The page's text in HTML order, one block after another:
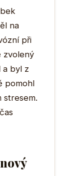
na
při
zvolený
a byl z
pomohl
stresem.